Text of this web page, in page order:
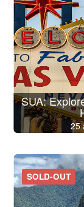
SUA:
25
SOLD-OUT